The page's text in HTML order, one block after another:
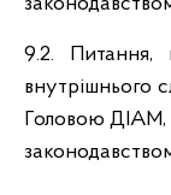
9.2. Питання,
внутрішнього
Головою ДІАМ,